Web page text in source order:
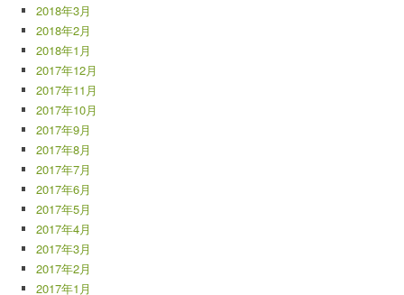
2018年3月
2018年2月
2018年1月
2017年12月
2017年11月
2017年10月
2017年9月
2017年8月
2017年7月
2017年6月
2017年5月
2017年4月
2017年3月
2017年2月
2017年1月